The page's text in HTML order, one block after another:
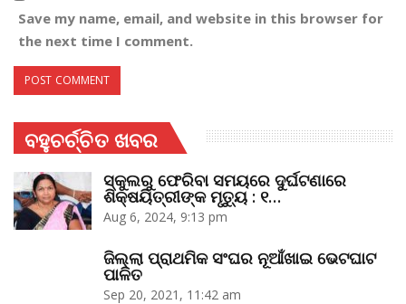
Save my name, email, and website in this browser for
the next time I comment.
ବହୁଚର୍ଚ୍ଚିତ ଖବର
ସ୍କୁଲରୁ ଫେରିବା ସମୟରେ ଦୁର୍ଘଟଣାରେ
ଶିକ୍ଷୟିତ୍ରୀଙ୍କ ମୃତ୍ୟୁ : ୧…
Aug 6, 2024, 9:13 pm
ଜିଲ୍ଲା ପ୍ରାଥମିକ ସଂଘର ନୂଆଁଖାଇ ଭେଟଘାଟ
ପାଳିତ
Sep 20, 2021, 11:42 am